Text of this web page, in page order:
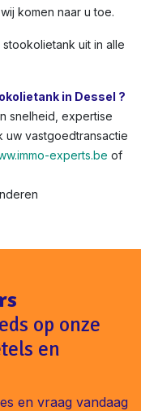
komen naar u toe.
uit in alle
in Dessel ?
snelheid, expertise
uw vastgoedtransactie
experts.be of
op onze
en
en vraag vandaag